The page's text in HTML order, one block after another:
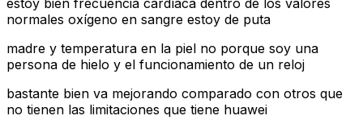
estoy bien frecuencia cardíaca dentro de los valores
normales oxígeno en sangre estoy de puta
madre y temperatura en la piel no porque soy una
persona de hielo y el funcionamiento de un reloj
bastante bien va mejorando comparado con otros que
no tienen las limitaciones que tiene huawei